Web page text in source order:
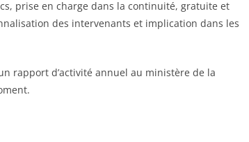
prise en charge dans la continuité, gratuite et
des intervenants et implication dans les
rapport d’activité annuel au ministère de la